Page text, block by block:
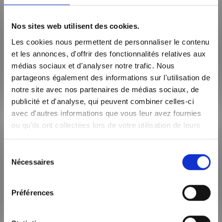
Nos sites web utilisent des cookies.
Les cookies nous permettent de personnaliser le contenu
et les annonces, d'offrir des fonctionnalités relatives aux
médias sociaux et d'analyser notre trafic. Nous
partageons également des informations sur l'utilisation de
notre site avec nos partenaires de médias sociaux, de
publicité et d'analyse, qui peuvent combiner celles-ci
avec d'autres informations que vous leur avez fournies
ou qu'ils ont collectées lors de votre utilisation de leurs
services.
Nécessaires
Préférences
prêt.
pénalités.
Notre courtier partenaire vous accompagne aussi dans
le choix de l’assurance la plus adaptée à votre profil.
5. Domiciliation bancaire et
produits annexes : à négocier
avec prudence
revenus ou la souscription à des produits (assurance
négociation, mais attention aux engagements sur le long